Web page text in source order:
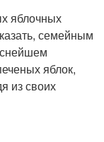
яблочных
семейным
яблок,
из своих